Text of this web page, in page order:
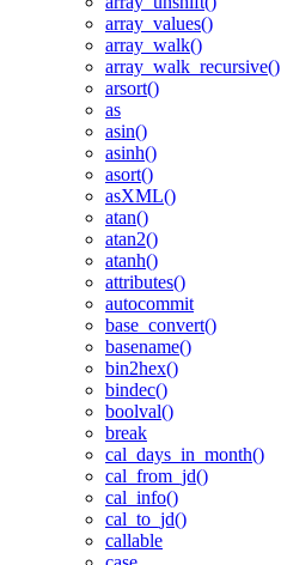
array_values()
array_walk()
array_walk_recursive()
arsort()
as
asin()
asinh()
asort()
asXML()
atan()
atan2()
atanh()
attributes()
autocommit
base_convert()
basename()
bin2hex()
bindec()
boolval()
break
cal_days_in_month()
cal_from_jd()
cal_info()
cal_to_jd()
callable